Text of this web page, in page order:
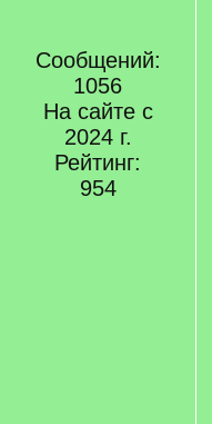
Сообщений:
1056
На сайте с
2024 г.
Рейтинг:
954